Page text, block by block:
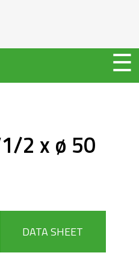
2 x ø 50
DATA SHEET